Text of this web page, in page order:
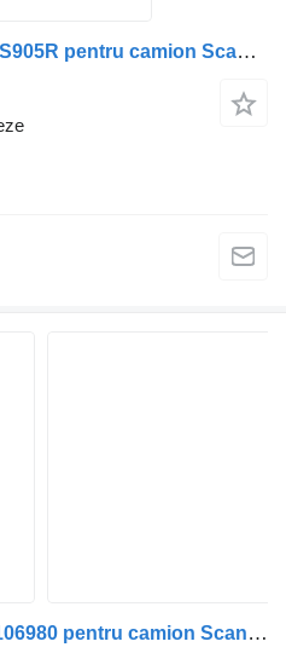
Cutie de viteze Scania GRS905R pentru camion Scania R500
Motor Scania DC13 174 3106980 pentru camion Scania R 500